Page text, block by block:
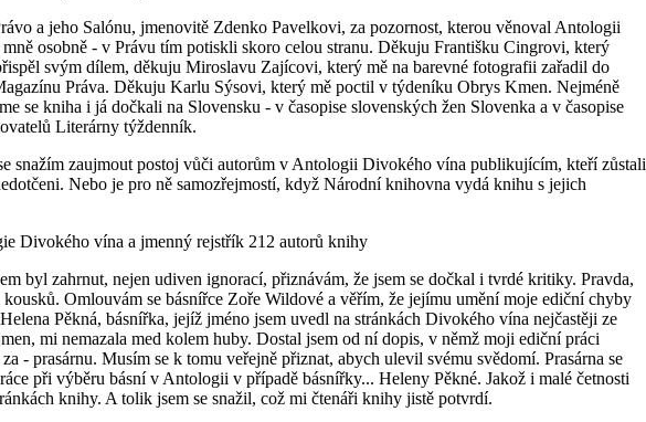
a jeho Salónu, jmenovitě Zdenko Pavelkovi, za pozornost, kterou věnoval Antologii
osobně - v Právu tím potiskli skoro celou stranu. Děkuju Františku Cingrovi, který
svým dílem, děkuju Miroslavu Zajícovi, který mě na barevné fotografii zařadil do
Práva. Děkuju Karlu Sýsovi, který mě poctil v týdeníku Obrys Kmen. Nejméně
se kniha i já dočkali na Slovensku - v časopise slovenských žen Slovenka a v časopise
Literárny týždenník.
snažím zaujmout postoj vůči autorům v Antologii Divokého vína publikujícím, kteří zůstali
Nebo je pro ně samozřejmostí, když Národní knihovna vydá knihu s jejich
Divokého vína a jmenný rejstřík 212 autorů knihy
byl zahrnut, nejen udiven ignorací, přiznávám, že jsem se dočkal i tvrdé kritiky. Pravda,
Omlouvám se básnířce Zoře Wildové a věřím, že jejímu umění moje ediční chyby
Pěkná, básnířka, jejíž jméno jsem uvedl na stránkách Divokého vína nejčastěji ze
mi nemazala med kolem huby. Dostal jsem od ní dopis, v němž moji ediční práci
- prasárnu. Musím se k tomu veřejně přiznat, abych ulevil svému svědomí. Prasárna se
při výběru básní v Antologii v případě básnířky... Heleny Pěkné. Jakož i malé četnosti
knihy. A tolik jsem se snažil, což mi čtenáři knihy jistě potvrdí.